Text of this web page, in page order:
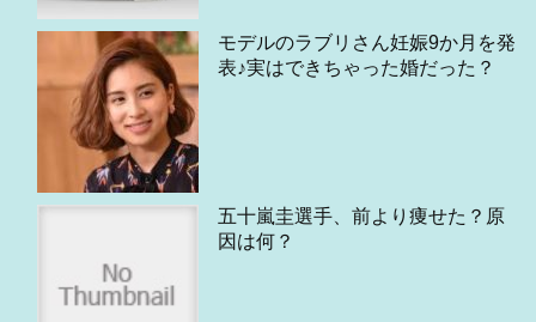
モデルのラブリさん妊娠9か月を発
表♪実はできちゃった婚だった？
五十嵐圭選手、前より痩せた？原
因は何？